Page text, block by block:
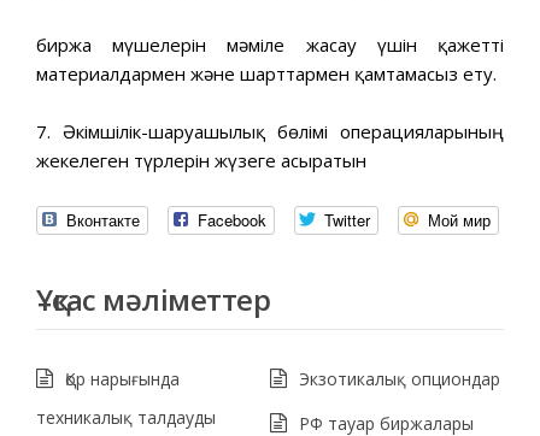
биржа мүшелерін мәміле жасау үшін қажетті
материалдармен және шарттармен қамтамасыз ету.
7. Әкімшілік-шаруашылық бөлімі операцияларының
жекелеген түрлерін жүзеге асыратын
Вконтакте Facebook Twitter Мой мир
Ұқсас мәліметтер
Қор нарығында
техникалық талдауды
Экзотикалық опциондар
РФ тауар биржалары